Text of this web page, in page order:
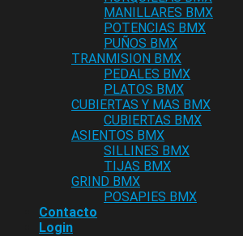
MANILLARES BMX
POTENCIAS BMX
PUÑOS BMX
TRANMISION BMX
PEDALES BMX
PLATOS BMX
CUBIERTAS Y MAS BMX
CUBIERTAS BMX
ASIENTOS BMX
SILLINES BMX
TIJAS BMX
GRIND BMX
POSAPIES BMX
Contacto
Login